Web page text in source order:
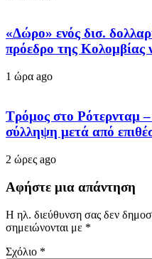
«Δώρο» ενός δισ.
πρόεδρο της Κολομβίας
1 ώρα ago
Tρόμος στο Ρότερνταμ
σύλληψη μετά από
2 ώρες ago
Αφήστε μια απάντηση
Η ηλ. διεύθυνση σας δεν
σημειώνονται με *
Σχόλιο *